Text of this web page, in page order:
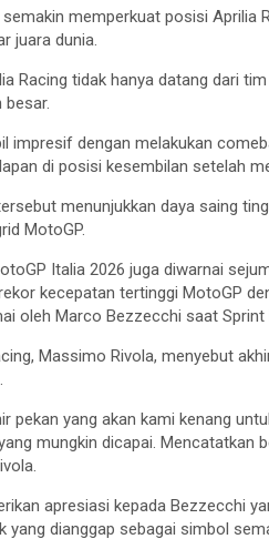
memperkuat posisi Aprilia
juara dunia.
Racing tidak hanya datang dari
besar.
impresif dengan melakukan
di posisi kesembilan setelah
menunjukkan daya saing
MotoGP.
Italia 2026 juga diwarnai
kecepatan tertinggi MotoGP
oleh Marco Bezzecchi saat Sprint
Massimo Rivola, menyebut
pekan yang akan kami kenang
mungkin dicapai. Mencatatkan
apresiasi kepada Bezzecchi
yang dianggap sebagai simbol